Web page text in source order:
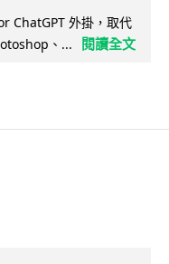
ChatGPT 外掛，取代
、...
閱讀全文